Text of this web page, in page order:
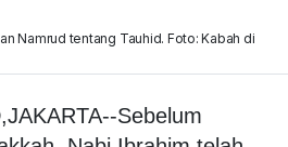
Namrud tentang Tauhid. Foto: Kabah di
Sebelum